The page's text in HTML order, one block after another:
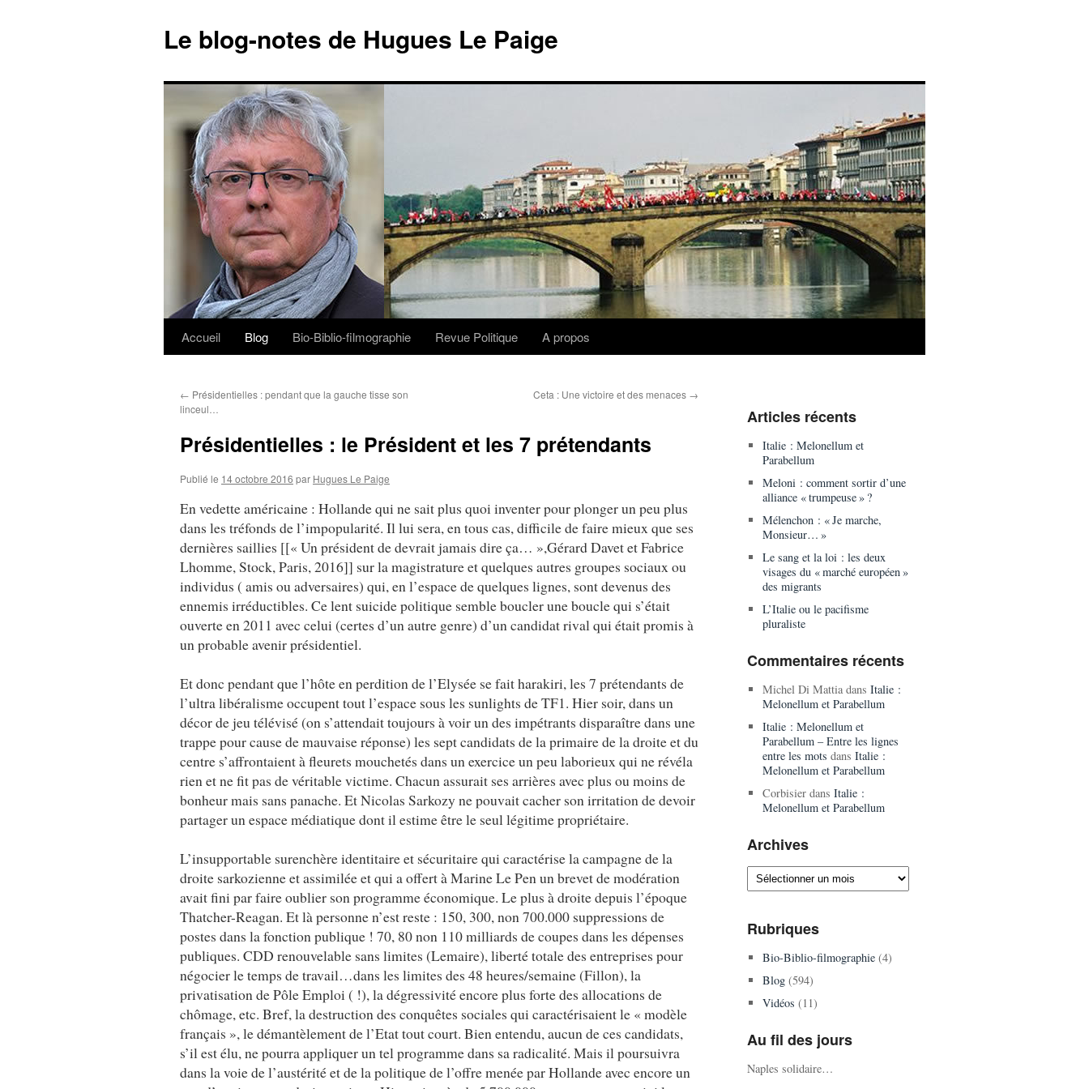
Le blog-notes de Hugues Le Paige
Aller
contenu
Accueil Blog Bio-Biblio-filmographie Revue Politique A propos
← Présidentielles : pendant que la gauche tisse son
linceul…
Ceta : Une victoire et des menaces →
Présidentielles : le Président et les 7 prétendants
Publié le 14 octobre 2016 par Hugues Le Paige
En vedette américaine : Hollande qui ne sait plus quoi inventer pour plonger un peu plus
dans les tréfonds de l’impopularité. Il lui sera, en tous cas, difficile de faire mieux que ses
dernières saillies [[« Un président de devrait jamais dire ça… »,Gérard Davet et Fabrice
Lhomme, Stock, Paris, 2016]] sur la magistrature et quelques autres groupes sociaux ou
individus ( amis ou adversaires) qui, en l’espace de quelques lignes, sont devenus des
ennemis irréductibles. Ce lent suicide politique semble boucler une boucle qui s’était
ouverte en 2011 avec celui (certes d’un autre genre) d’un candidat rival qui était promis à
un probable avenir présidentiel.
Et donc pendant que l’hôte en perdition de l’Elysée se fait harakiri, les 7 prétendants de
l’ultra libéralisme occupent tout l’espace sous les sunlights de TF1. Hier soir, dans un
décor de jeu télévisé (on s’attendait toujours à voir un des impétrants disparaître dans une
trappe pour cause de mauvaise réponse) les sept candidats de la primaire de la droite et du
centre s’affrontaient à fleurets mouchetés dans un exercice un peu laborieux qui ne révéla
rien et ne fit pas de véritable victime. Chacun assurait ses arrières avec plus ou moins de
bonheur mais sans panache. Et Nicolas Sarkozy ne pouvait cacher son irritation de devoir
partager un espace médiatique dont il estime être le seul légitime propriétaire.
L’insupportable surenchère identitaire et sécuritaire qui caractérise la campagne de la
droite sarkozienne et assimilée et qui a offert à Marine Le Pen un brevet de modération
avait fini par faire oublier son programme économique. Le plus à droite depuis l’époque
Thatcher-Reagan. Et là personne n’est reste : 150, 300, non 700.000 suppressions de
postes dans la fonction publique ! 70, 80 non 110 milliards de coupes dans les dépenses
publiques. CDD renouvelable sans limites (Lemaire), liberté totale des entreprises pour
négocier le temps de travail…dans les limites des 48 heures/semaine (Fillon), la
privatisation de Pôle Emploi ( !), la dégressivité encore plus forte des allocations de
chômage, etc. Bref, la destruction des conquêtes sociales qui caractérisaient le « modèle
français », le démantèlement de l’Etat tout court. Bien entendu, aucun de ces candidats,
s’il est élu, ne pourra appliquer un tel programme dans sa radicalité. Mais il poursuivra
dans la voie de l’austérité et de la politique de l’offre menée par Hollande avec encore un
Articles récents
Italie : Melonellum et
Parabellum
Meloni : comment sortir d’une
alliance « trumpeuse » ?
Mélenchon : « Je marche,
Monsieur… »
Le sang et la loi : les deux
visages du « marché européen »
des migrants
L’Italie ou le pacifisme
pluraliste
Commentaires récents
Michel Di Mattiadans Italie :
Melonellum et Parabellum
Italie : Melonellum et
Parabellum – Entre les lignes
entre les mots dans Italie :
Melonellum et Parabellum
Corbisierdans Italie :
Melonellum et Parabellum
Archives
Archives
Rubriques
Bio-Biblio-filmographie(4)
Blog(594)
Vidéos (11)
Au fil des jours
Naples solidaire…